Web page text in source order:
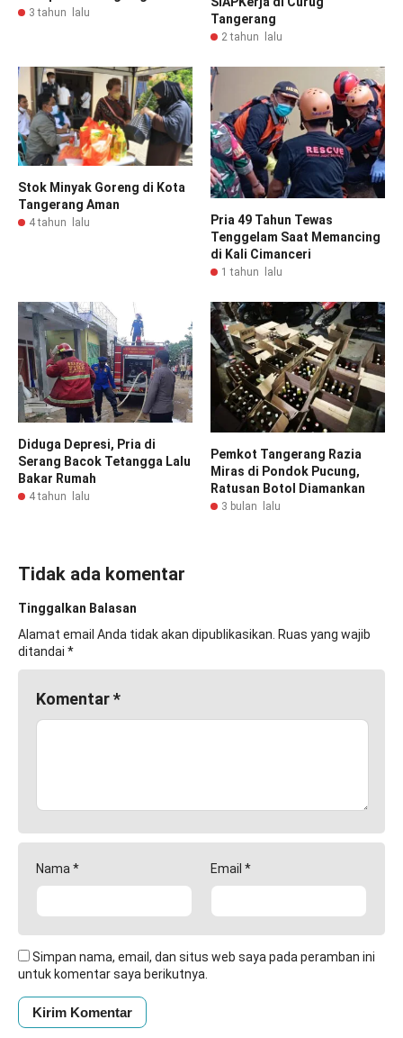
3 tahun lalu
Tangerang
2 tahun lalu
Stok Minyak Goreng di Kota
Tangerang Aman
4 tahun lalu
Pria 49 Tahun Tewas
Tenggelam Saat Memancing
di Kali Cimanceri
1 tahun lalu
Diduga Depresi, Pria di
Serang Bacok Tetangga Lalu
Bakar Rumah
4 tahun lalu
Pemkot Tangerang Razia
Miras di Pondok Pucung,
Ratusan Botol Diamankan
3 bulan lalu
Tidak ada komentar
Tinggalkan Balasan
Alamat email Anda tidak akan dipublikasikan. Ruas yang wajib
ditandai *
Komentar*
Nama* Email *
Simpan nama, email, dan situs web saya pada peramban ini
untuk komentar saya berikutnya.